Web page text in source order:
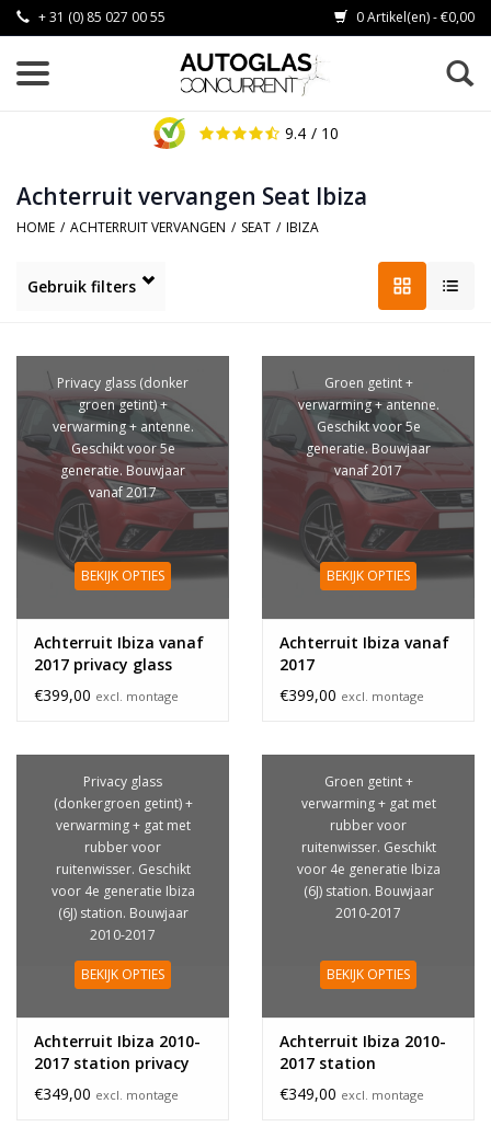
+ 31 (0) 85 027 00 55 0 Artikel(en) - €0,00
9.4 / 10
Achterruit vervangen Seat Ibiza
HOME / ACHTERRUIT VERVANGEN / SEAT / IBIZA
Gebruik filters
Privacy glass (donker
groen getint) +
verwarming + antenne.
Geschikt voor 5e
generatie. Bouwjaar
vanaf 2017
BEKIJK OPTIES
Achterruit Ibiza vanaf
2017 privacy glass
€399,00 excl. montage
Groen getint +
verwarming + antenne.
Geschikt voor 5e
generatie. Bouwjaar
vanaf 2017
BEKIJK OPTIES
Achterruit Ibiza vanaf
2017
€399,00 excl. montage
Privacy glass
(donkergroen getint) +
verwarming + gat met
rubber voor
ruitenwisser. Geschikt
voor 4e generatie Ibiza
(6J) station. Bouwjaar
2010-2017
BEKIJK OPTIES
Achterruit Ibiza 2010-
2017 station privacy
glass
€349,00 excl. montage
Groen getint +
verwarming + gat met
rubber voor
ruitenwisser. Geschikt
voor 4e generatie Ibiza
(6J) station. Bouwjaar
2010-2017
BEKIJK OPTIES
Achterruit Ibiza 2010-
2017 station
€349,00 excl. montage